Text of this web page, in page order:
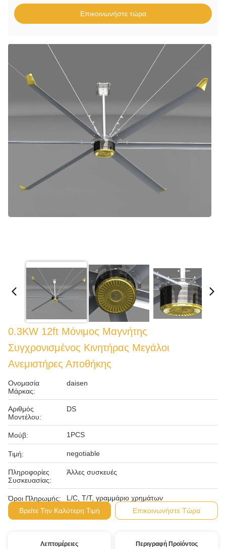
Επικοινωνήστε τώρα
0.3KW 12ft Μόνιμος Μαγνήτης
Συγχρονισμένος Κινητήρας Μεγάλοι
Ανεμιστήρες Αποθήκης
Ονομασία
Μάρκας:
daisen
Αριθμός
Μοντέλου:
DS
Μούβ: 1PCS
Τιμή: negotiable
Πληροφορίες
Συσκευασίας:
Άλλες συσκευές
Όροι Πληρωμής:
L/C, T/T, γραμμάριο χρημάτων
Βρείτε Την Καλύτερη Τιμή
Επικοινωνήστε Τώρα
Λεπτομέρειες Περιγραφή Προϊόντος